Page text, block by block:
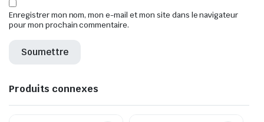
Enregistrer mon nom, mon e-mail et mon site dans le navigateur
pour mon prochain commentaire.
Produits connexes